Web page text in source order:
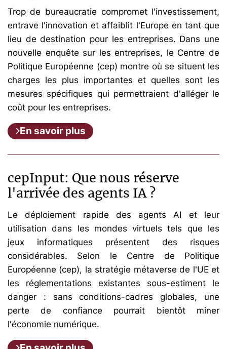
Trop de bureaucratie compromet l'investissement,
entrave l'innovation et affaiblit l'Europe en tant que
lieu de destination pour les entreprises. Dans une
nouvelle enquête sur les entreprises, le Centre de
Politique Européenne (cep) montre où se situent les
charges les plus importantes et quelles sont les
mesures spécifiques qui permettraient d'alléger le
coût pour les entreprises.
En savoir plus
cepInput: Que nous réserve
l'arrivée des agents IA ?
Le déploiement rapide des agents AI et leur
utilisation dans les mondes virtuels tels que les
jeux informatiques présentent des risques
considérables. Selon le Centre de Politique
Européenne (cep), la stratégie métaverse de l'UE et
les réglementations existantes sous-estiment le
danger : sans conditions-cadres globales, une
perte de confiance pourrait bientôt miner
l'économie numérique.